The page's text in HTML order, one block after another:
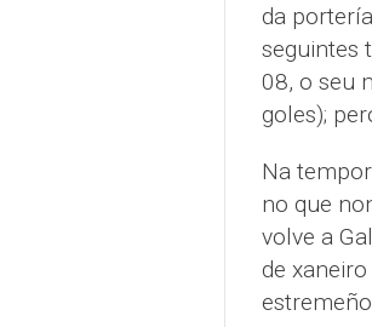
da
seguintes
08, o seu
goles);
Na
no que
volve a
de